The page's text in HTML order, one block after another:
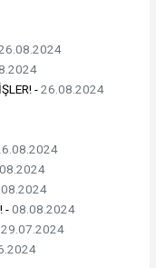
-26.08.2024
-08.08.2024
29.07.2024